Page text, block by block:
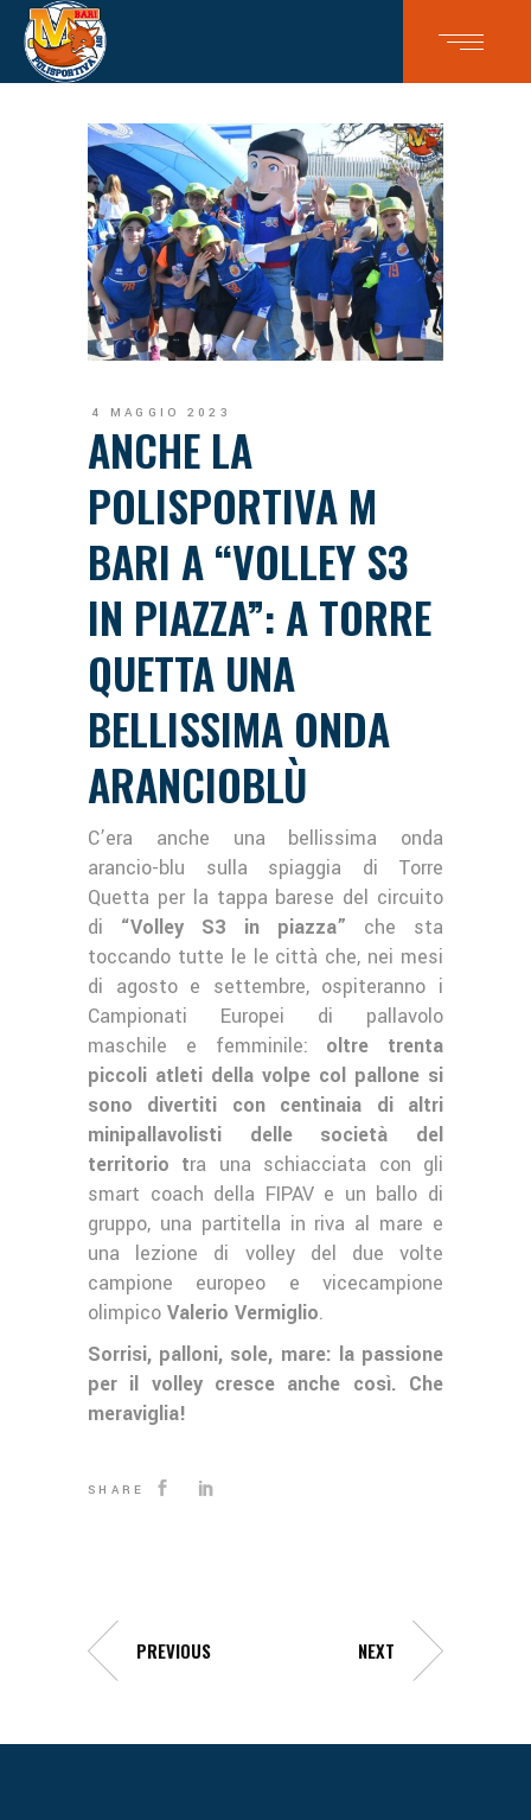
4 MAGGIO 2023
ANCHE LA
POLISPORTIVA M
BARI A “VOLLEY S3
IN PIAZZA”: A TORRE
QUETTA UNA
BELLISSIMA ONDA
ARANCIOBLÙ
C’era anche una bellissima onda
arancio-blu sulla spiaggia di Torre
Quetta per la tappa barese del circuito
di “Volley S3 in piazza” che sta
toccando tutte le le città che, nei mesi
di agosto e settembre, ospiteranno i
Campionati Europei di pallavolo
maschile e femminile: oltre trenta
piccoli atleti della volpe col pallone si
sono divertiti con centinaia di altri
minipallavolisti delle società del
territorio tra una schiacciata con gli
smart coach della FIPAV e un ballo di
gruppo, una partitella in riva al mare e
una lezione di volley del due volte
campione europeo e vicecampione
olimpico Valerio Vermiglio.
Sorrisi, palloni, sole, mare: la passione
per il volley cresce anche così. Che
meraviglia!
SHARE
PREVIOUS NEXT